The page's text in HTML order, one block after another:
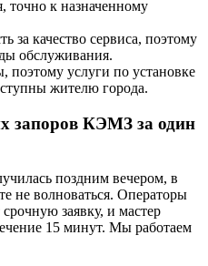
точно к назначенному
за качество сервиса, поэтому
обслуживания.
поэтому услуги по установке
жителю города.
запоров КЭМЗ за один
поздним вечером, в
не волноваться. Операторы
заявку, и мастер
15 минут. Мы работаем